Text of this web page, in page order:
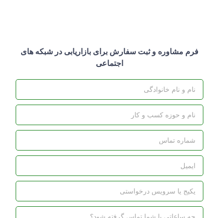
فرم مشاوره و ثبت سفارش برای بازاریابی در شبکه های
اجتماعی